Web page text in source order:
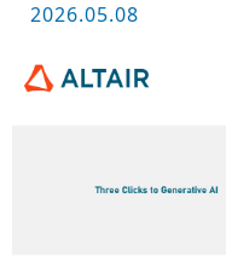
2026.05.08